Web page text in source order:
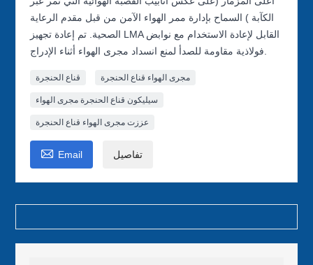
الكآبة ) السماح بإدارة ممر الهواء الآمن من قبل مقدم الرعاية
الصحية. تم إعادة تجهيز LMA القابل لإعادة الاستخدام مع نوابض
قناع الحنجرة مجرى الهواء قناع الحنجرة
سيليكون قناع الحنجرة مجرى الهواء
عززت مجرى الهواء قناع الحنجرة
 Email تفاصيل